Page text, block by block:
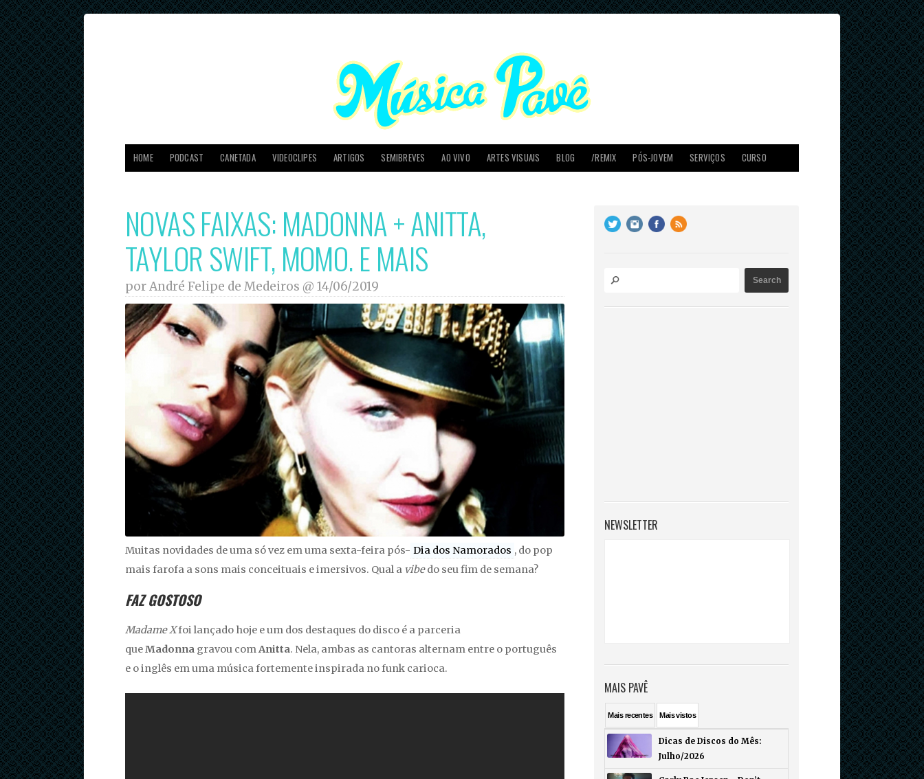
HOME PODCAST CANETADA VIDEOCLIPES ARTIGOS SEMIBREVES AO VIVO ARTES VISUAIS BLOG /REMIX PÓS-JOVEM SERVIÇOS CURSO
NOVAS FAIXAS: MADONNA + ANITTA,
TAYLOR SWIFT, MOMO. E MAIS
por André Felipe de Medeiros @ 14/06/2019
Muitas novidades de uma só vez em uma sexta-feira pós- Dia dos Namorados , do pop
mais farofa a sons mais conceituais e imersivos. Qual a vibedo seu fim de semana?
FAZ GOSTOSO
Madame Xfoi lançado hoje e um dos destaques do disco é a parceria
queMadonna gravou comAnitta. Nela, ambas as cantoras alternam entre o português
e o inglês em uma música fortemente inspirada no funk carioca.
NEWSLETTER
MAIS PAVÊ
Maisrecentes Maisvistos
Dicas de Discos do Mês:
Julho/2026